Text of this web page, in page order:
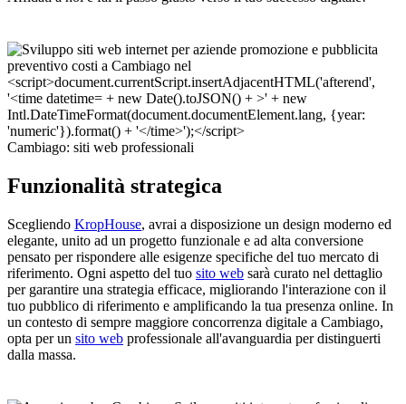
Cambiago: siti web professionali
Funzionalità strategica
Scegliendo KropHouse, avrai a disposizione un design moderno ed
elegante, unito ad un progetto funzionale e ad alta conversione
pensato per rispondere alle esigenze specifiche del tuo mercato di
riferimento. Ogni aspetto del tuo sito web sarà curato nel dettaglio
per garantire una strategia efficace, migliorando l'interazione con il
tuo pubblico di riferimento e amplificando la tua presenza online. In
un contesto di sempre maggiore concorrenza digitale a Cambiago,
opta per un sito web professionale all'avanguardia per distinguerti
dalla massa.